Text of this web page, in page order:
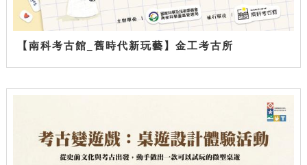
【南科考古館_舊時代新玩藝】金工考古所